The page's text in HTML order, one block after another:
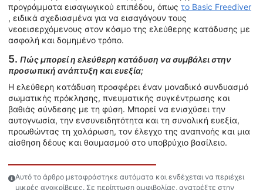
προγράμματα εισαγωγικού επιπέδου, όπως το Basic Freediver
, ειδικά σχεδιασμένα για να εισαγάγουν τους
νεοεισερχόμενους στον κόσμο της ελεύθερης κατάδυσης με
ασφαλή και δομημένο τρόπο.
5. Πώς μπορεί η ελεύθερη κατάδυση να συμβάλει στην
προσωπική ανάπτυξη και ευεξία;
Η ελεύθερη κατάδυση προσφέρει έναν μοναδικό συνδυασμό
σωματικής πρόκλησης, πνευματικής συγκέντρωσης και
βαθιάς σύνδεσης με τη φύση. Μπορεί να ενισχύσει την
αυτογνωσία, την ενσυνειδητότητα και τη συνολική ευεξία,
προωθώντας τη χαλάρωση, τον έλεγχο της αναπνοής και μια
αίσθηση δέους και θαυμασμού στο υποβρύχιο βασίλειο.
Αυτό το άρθρο μεταφράστηκε αυτόματα και ενδέχεται να περιέχει
μικρές ανακρίβειες. Σε περίπτωση αμφιβολίας, ανατρέξτε στην